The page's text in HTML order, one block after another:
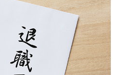
お見積もり依頼